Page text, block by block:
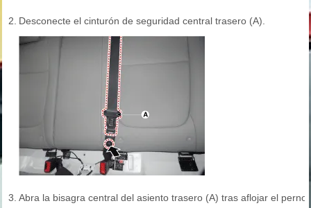
2. Desconecte el cinturón de seguridad central trasero (A).
3. Abra la bisagra central del asiento trasero (A) tras aflojar el perno